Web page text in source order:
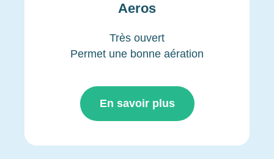
Aeros
Très ouvert
Permet une bonne aération
En savoir plus